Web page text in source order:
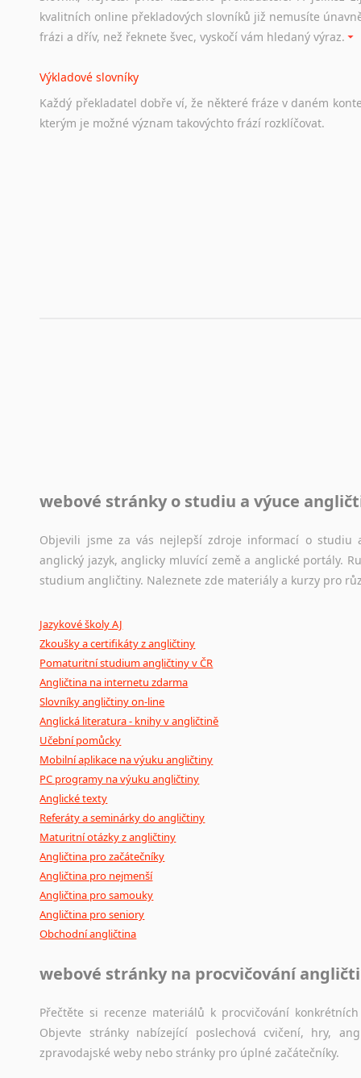
hledat práci na internetu případně osobní zkušenosti
Hledáte-li
práci
stejná obecná pravidla, jako pro český životopis. Tak dost
kvalitních online překladových slovníků již nemusíte
frázi a dřív, než řeknete švec, vyskočí vám hledaný výraz.
Výkladové slovníky
Každý překladatel dobře ví, že některé fráze v daném
kterým je možné význam takovýchto frází rozklíčovat.
Jazykový korpus je elektronický soubor autentických
původního zdroje textu.
Ostatní pomůcky pro překladatele
poradny a pravidla
webové stránky o studiu a výuce
Objevili jsme za vás nejlepší zdroje informací o studiu
anglický jazyk, anglicky mluvící země a anglické portály.
studium angličtiny. Naleznete zde materiály a kurzy pro
Jazykové školy AJ
Zkoušky a certifikáty z angličtiny
Pomaturitní studium angličtiny v ČR
Angličtina na internetu zdarma
Slovníky angličtiny on-line
Anglická literatura - knihy v angličtině
Učební pomůcky
Mobilní aplikace na výuku angličtiny
PC programy na výuku angličtiny
Anglické texty
Referáty a seminárky do angličtiny
Maturitní otázky z angličtiny
Angličtina pro začátečníky
Angličtina pro nejmenší
Angličtina pro samouky
Angličtina pro seniory
Obchodní angličtina
webové stránky na procvičování
Přečtěte si recenze materiálů k procvičování
Objevte stránky nabízející poslechová cvičení, hry,
zpravodajské weby nebo stránky pro úplné začátečníky.